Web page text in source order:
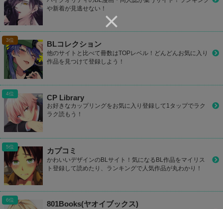
や新着が見逃せない！
BLコレクション
他のサイトと比べて冊数はTOPレベル！どんどんお気に入り
作品を見つけて登録しよう！
CP Library
お好きなカップリングをお気に入り登録して1タップでラク
ラク読もう！
カプコミ
かわいいデザインのBLサイト！気になるBL作品をマイリス
ト登録して読めたり、ランキングで人気作品が丸わかり！
801Books(ヤオイブックス)